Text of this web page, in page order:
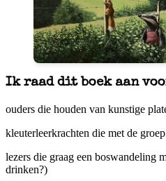
Ik raad dit boek aan
ouders die houden van kunstige
kleuterleerkrachten die met de
lezers die graag een boswandeling
drinken?)